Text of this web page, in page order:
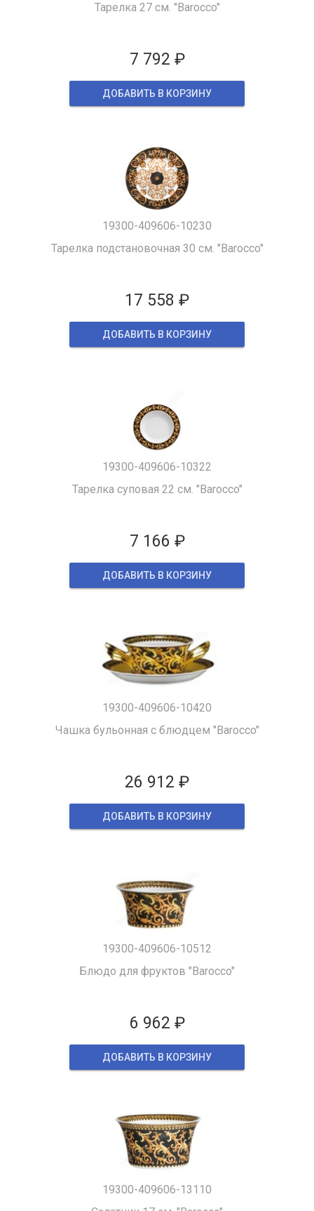
Тарелка 27 см. "Barocco"
7 792 ₽
ДОБАВИТЬ В КОРЗИНУ
19300-409606-10230
Тарелка подстановочная 30 см. "Barocco"
17 558 ₽
ДОБАВИТЬ В КОРЗИНУ
19300-409606-10322
Тарелка суповая 22 см. "Barocco"
7 166 ₽
ДОБАВИТЬ В КОРЗИНУ
19300-409606-10420
Чашка бульонная с блюдцем "Barocco"
26 912 ₽
ДОБАВИТЬ В КОРЗИНУ
19300-409606-10512
Блюдо для фруктов "Barocco"
6 962 ₽
ДОБАВИТЬ В КОРЗИНУ
19300-409606-13110